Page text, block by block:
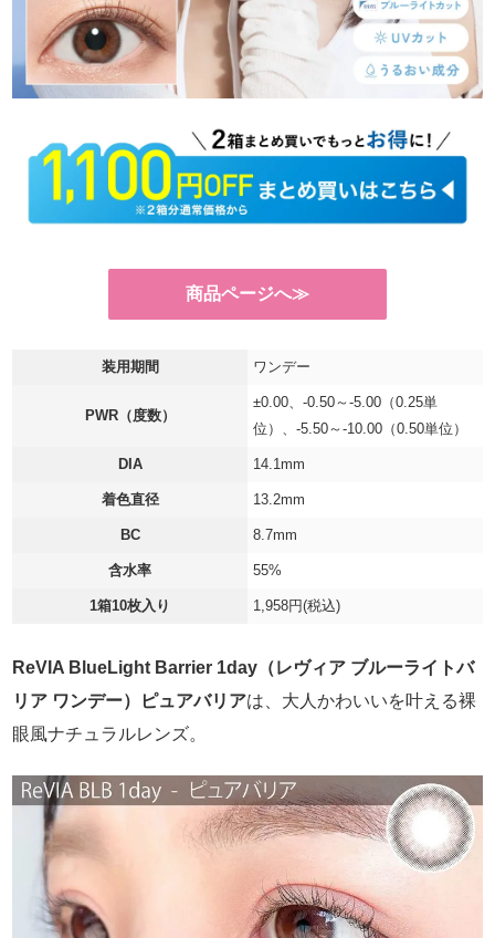
商品ページへ≫
装用期間 ワンデー
PWR（度数）
±0.00、-0.50～-5.00（0.25単
位）、-5.50～-10.00（0.50単位）
DIA 14.1mm
着色直径 13.2mm
BC 8.7mm
含水率 55%
1箱10枚入り 1,958円(税込)
ReVIA BlueLight Barrier 1day（レヴィア ブルーライトバ
リア ワンデー）ピュアバリアは、大人かわいいを叶える裸
眼風ナチュラルレンズ。